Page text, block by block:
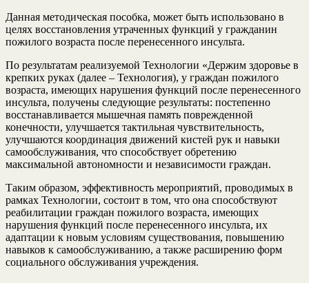
Данная методическая пособка, может быть использовано в
целях восстановления утраченных функций у гражданин
пожилого возраста после перенесенного инсульта.
По результатам реализуемой Технологии «Держим здоровье в
крепких руках (далее – Технология), у граждан пожилого
возраста, имеющих нарушения функций после перенесенного
инсульта, получены следующие результаты: постепенно
восстанавливается мышечная память поврежденной
конечности, улучшается тактильная чувствительность,
улучшаются координация движений кистей рук и навыки
самообслуживания, что способствует обретению
максимальной автономности и независимости граждан.
Таким образом, эффективность мероприятий, проводимых в
рамках Технологии, состоит в том, что она способствуют
реабилитации граждан пожилого возраста, имеющих
нарушения функций после перенесенного инсульта, их
адаптации к новым условиям существования, повышению
навыков к самообслуживанию, а также расширению форм
социального обслуживания учреждения.